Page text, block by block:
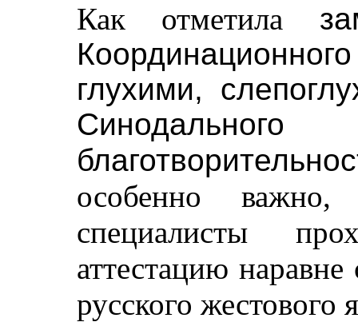
Как отметила
глухими,
особенно
специалисты
аттестацию
русского жестового